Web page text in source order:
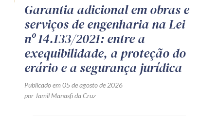
Garantia adicional em obras e
serviços de engenharia na Lei
nº 14.133/2021: entre a
exequibilidade, a proteção do
erário e a segurança jurídica
Publicado em 05 de agosto de 2026
por Jamil Manasfi da Cruz